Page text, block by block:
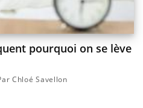
pourquoi on se lève
Chloé Savellon